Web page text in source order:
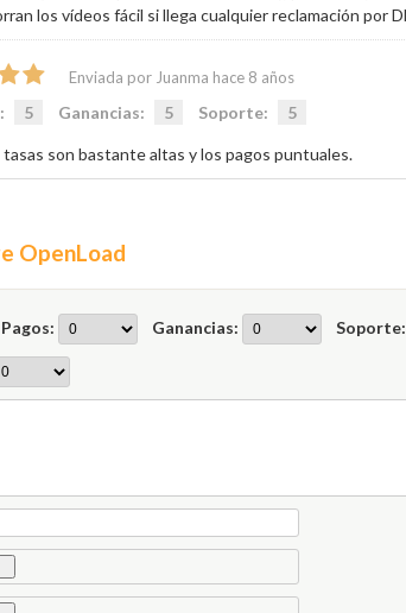
los vídeos fácil si llega cualquier reclamación por
Enviada por Juanma hace 8 años
5 Ganancias: 5 Soporte: 5
son bastante altas y los pagos puntuales.
OpenLoad
Pagos: Ganancias: Soporte: